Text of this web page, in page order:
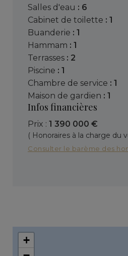
salles d'eau : 6
cabinet de toilette : 1
buanderie : 1
hammam : 1
terrasses : 2
piscine : 1
chambre de service : 1
maison de gardien : 1
Infos financières
Prix : 1 390 000 €
( Honoraires à la charge du
Consulter le barème des
+